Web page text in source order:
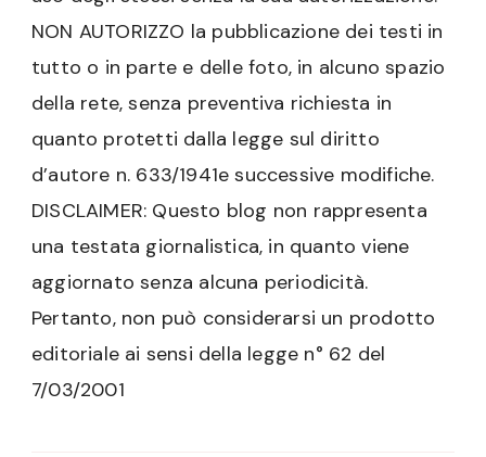
NON AUTORIZZO la pubblicazione dei testi in
tutto o in parte e delle foto, in alcuno spazio
della rete, senza preventiva richiesta in
quanto protetti dalla legge sul diritto
d’autore n. 633/1941e successive modifiche.
DISCLAIMER: Questo blog non rappresenta
una testata giornalistica, in quanto viene
aggiornato senza alcuna periodicità.
Pertanto, non può considerarsi un prodotto
editoriale ai sensi della legge n° 62 del
7/03/2001